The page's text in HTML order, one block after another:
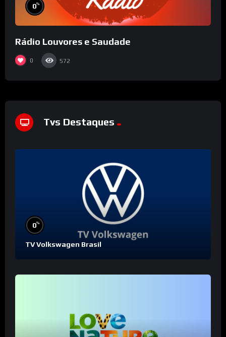
0%
Rádio Louvores e Saudade
0 572
Tvs Destaques
0%
TV Volkswagen Brasil